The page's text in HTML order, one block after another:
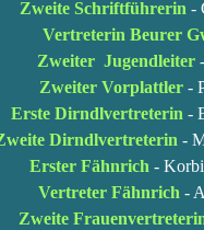
Zweite Schriftführerin -
Vertreterin Beurer
Zweiter Jugendleiter-
Zweiter Vorplattler-
Erste Dirndlvertreterin -
Dirndlvertreterin -
Erster Fähnrich -
Vertreter Fähnrich -
Zweite